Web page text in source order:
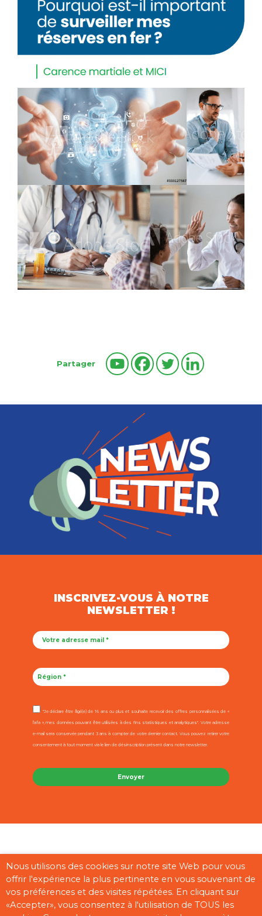
Partager
INSCRIVEZ-VOUS À NOTRE
NEWSLETTER !
"Je déclare être âgé(e) de 16 ans ou plus et souhaite recevoir des offres personnalisées de «
l’afa », mes données pouvant être utilisées à des fins statistiques et analytiques". Votre adresse
e-mail sera conservée pendant 3 ans à compter de votre dernier contact. Vous pouvez retirer votre
consentement à tout moment via le lien de désinscription présent dans notre newsletter.
Contact Mentions légales CGU Cookies
Plan du site
Pages partenaires
Nous utilisons des cookies sur notre site Web pour vous
offrir l'expérience la plus pertinente en vous souvenant de
vos préférences et des visites répétées. En cliquant sur
«Accepter», vous consentez à l'utilisation de TOUS les